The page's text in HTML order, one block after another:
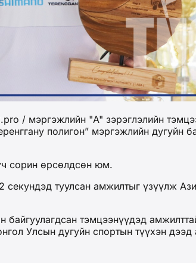
/ мэргэжлийн "A" зэрэглэлийн
полигон” мэргэжлийн
сорин өрсөлдсөн юм.
туулсан амжилтыг үзүүлж
тэмцээнүүдэд
Улсын дугуйн спортын түүхэн